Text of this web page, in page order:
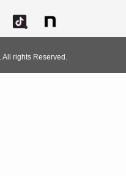
All rights Reserved.